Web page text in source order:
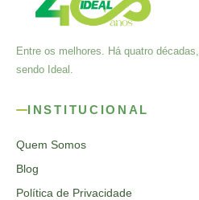
Entre os melhores. Há quatro décadas,
sendo Ideal.
INSTITUCIONAL
Quem Somos
Blog
Política de Privacidade